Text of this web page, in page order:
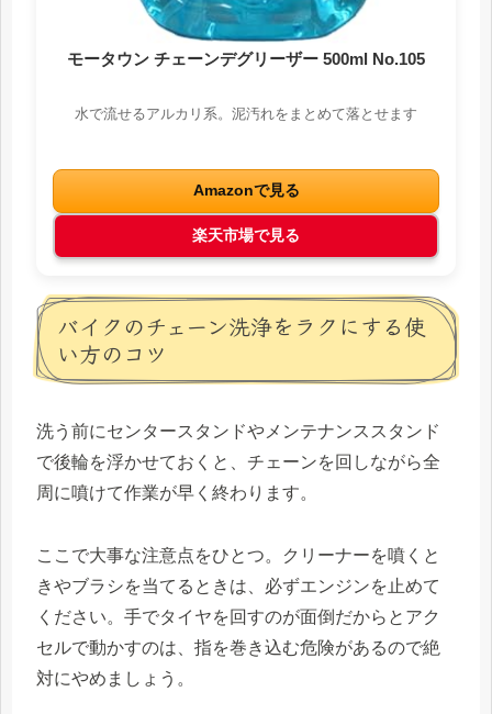
モータウン チェーンデグリーザー 500ml No.105
水で流せるアルカリ系。泥汚れをまとめて落とせます
Amazonで見る
楽天市場で見る
バイクのチェーン洗浄をラクにする使
い方のコツ
洗う前にセンタースタンドやメンテナンススタンド
で後輪を浮かせておくと、チェーンを回しながら全
周に噴けて作業が早く終わります。
ここで大事な注意点をひとつ。クリーナーを噴くと
きやブラシを当てるときは、必ずエンジンを止めて
ください。手でタイヤを回すのが面倒だからとアク
セルで動かすのは、指を巻き込む危険があるので絶
対にやめましょう。